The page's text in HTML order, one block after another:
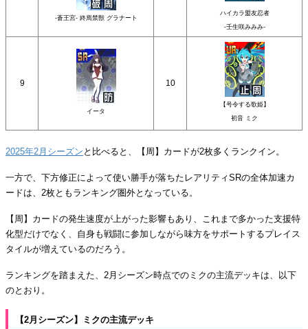
-蒼王宮- 終焉禁獣 グラナート
ハイカラ盟友忍者
-壬生咲みみみ-
9
イータ
10
【号令する歌姫】
初音 ミク
2025年2月シーズン と比べると、【周】カードが2枚多くランクイン。
一方で、下方修正によって使い勝手が落ちたレアリティSRの全体加速カ
ードは、2枚ともランキング圏外となっている。
【周】カードの発生速度が上がった影響もあり、これまで多かった支援特
化型だけでなく、自身も戦闘に参加しながら味方をサポートするプレイス
タイルが増えているのだろう。
ランキングを踏まえた、2月シーズン時点でのミクの主流デッキは、以下
のとおり。
【2月シーズン】ミクの主流デッキ